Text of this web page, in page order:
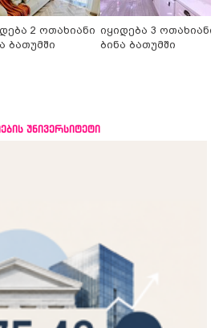
2 ოთახიანი
ბათუმში
იყიდება 3 ოთახიანი
ბინა ბათუმში
უნივერსიტეტი